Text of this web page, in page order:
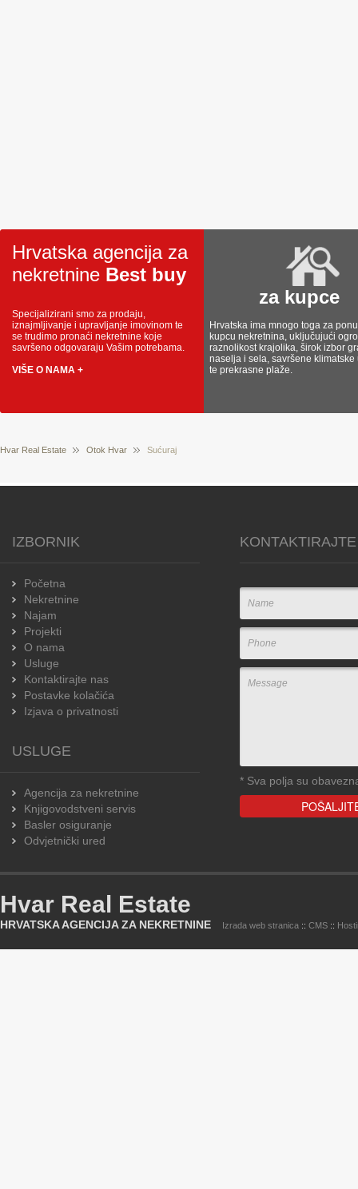
Hrvatska agencija za
nekretnine Best buy
Specijalizirani smo za prodaju,
iznajmljivanje i upravljanje imovinom te
se trudimo pronaći nekretnine koje
savršeno odgovaraju Vašim potrebama.
VIŠE O NAMA +
za kupce
Hrvatska ima mnogo toga za
kupcu nekretnina, uključujući
raznolikost krajolika, širok izbor
naselja i sela, savršene klimatske
te prekrasne plaže.
Hvar Real Estate Otok Hvar Sućuraj
IZBORNIK
Početna
Nekretnine
Najam
Projekti
O nama
Usluge
Kontaktirajte nas
Postavke kolačića
Izjava o privatnosti
USLUGE
Agencija za nekretnine
Knjigovodstveni servis
Basler osiguranje
Odvjetnički ured
* Sva polja su
Hvar Real Estate
HRVATSKA AGENCIJA ZA NEKRETNINE Izrada web stranica :: CMS ::